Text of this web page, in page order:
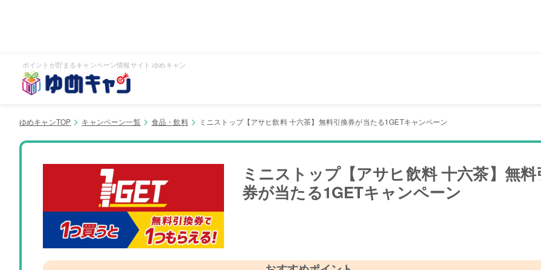
ポイントが貯まるキャンペーン情報サイト ゆめキャン
ゆめキャンTOP キャンペーン一覧 食品・飲料 ミニストップ【アサヒ飲料 十六茶】無料引換券が当たる1GETキャンペーン
ミニストップ【アサヒ飲料 十六茶】無料
券が当たる1GETキャンペーン